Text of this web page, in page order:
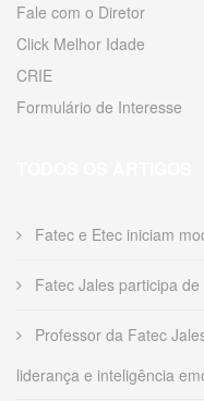
Fale com o Diretor
Click Melhor Idade
CRIE
Formulário de Interesse
Fatec e Etec iniciam
Fatec Jales participa
Professor da Fatec
liderança e inteligência